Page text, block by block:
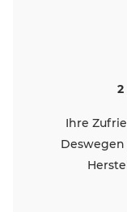
Ihre